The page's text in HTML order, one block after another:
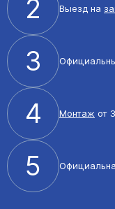
2 Выезд на
3
4 Монтаж от
5